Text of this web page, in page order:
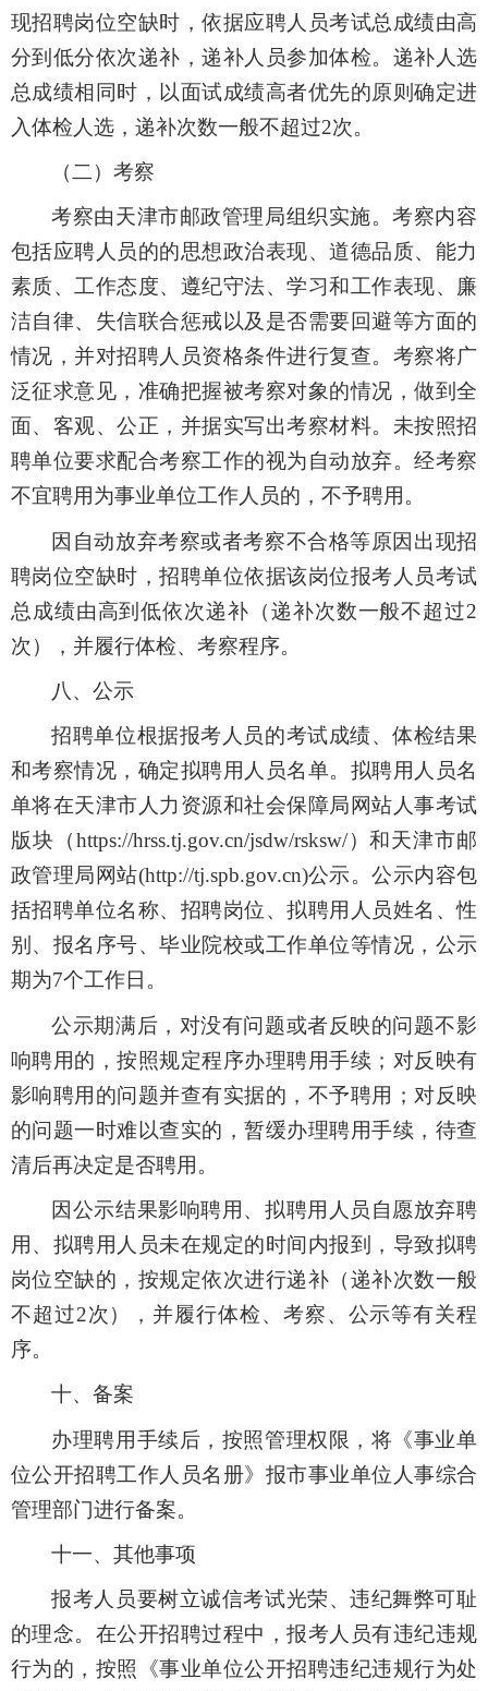
现招聘岗位空缺时，依据应聘人员考试总成绩由高
分到低分依次递补，递补人员参加体检。递补人选
总成绩相同时，以面试成绩高者优先的原则确定进
入体检人选，递补次数一般不超过2次。
（二）考察
考察由天津市邮政管理局组织实施。考察内容
包括应聘人员的的思想政治表现、道德品质、能力
素质、工作态度、遵纪守法、学习和工作表现、廉
洁自律、失信联合惩戒以及是否需要回避等方面的
情况，并对招聘人员资格条件进行复查。考察将广
泛征求意见，准确把握被考察对象的情况，做到全
面、客观、公正，并据实写出考察材料。未按照招
聘单位要求配合考察工作的视为自动放弃。经考察
不宜聘用为事业单位工作人员的，不予聘用 。
因 自动放弃考察或者考察不合格等原因出现招
聘岗位空缺时，招聘单位依据该岗位报考人员考试
总成绩由高到低依次递补（递补次数一般不超过2
次），并履行体检、考察程序。
八 、公示
招聘单位根据报考人员的考试成绩、体检结果
和考察情况，确定拟聘用人员名单。 拟聘用人员名
单将在天津市人力资源和社会保障局网站人事考试
版块（https://hrss.tj.gov.cn/jsdw/rsksw/）和天津市邮
政管理局网站(http://tj.spb.gov.cn)公示。公示内容包
括招聘单位名称、招聘岗位、拟聘用人员姓名、性
别、报名序号、毕业院校或工作单位等情况，公示
期为7个工作日。
公示期满后，对没有问题或者反映的问题不影
响聘用的，按照规定程序办理聘用手续；对反映有
影响聘用的问题并查有实据的，不予聘用；对反映
的问题一时难以查实的，暂缓办理聘用手续，待查
清后再决定是否聘用。
因公示结果影响聘用、拟聘用人员自愿放弃聘
用、拟聘用人员未在规定的时间内报到，导致拟聘
岗位空缺的，按规定依次进行递补（递补次数一般
不超过2次），并履行体检、考察、公示等有关程
序。
十、备案
办理聘用手续后，按照管理权限，将《事业单
位公开招聘工作人员名册》报市事业单位人事综合
管理部门进行备案。
十一、其他事项
报考人员要树立诚信考试光荣、违纪舞弊可耻
的理念。在公开招聘过程中，报考人员有违纪违规
行为的，按照《事业单位公开招聘违纪违规行为处